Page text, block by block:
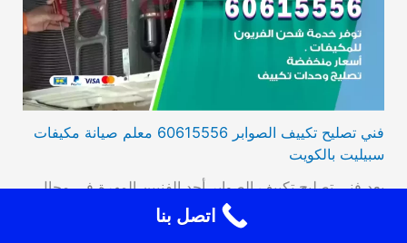
فني تصليح تكييف الصوابر 60615556 معلم صيانة مكيفات
سبيليت بالكويت
يعد فني تصليح تكييف الصوابر أحد الفنيين المهرة في مجال
الصيانة والتصليح، يتمتع بالمعرفة والمهارات اللازمة لإصلاح
وصيانة أنواع مختلفة من المكيفات، يعمل على تشخيص
اتصل بنا